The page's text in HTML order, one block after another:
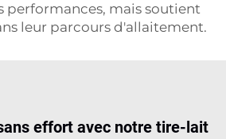
performances, mais soutient
leur parcours d'allaitement.
effort avec notre tire-lait